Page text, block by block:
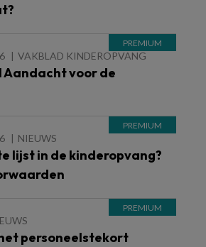
VAKBLAD KINDEROPVANG
voor de
NIEUWS
lijst in de kinderopvang?
personeelstekort